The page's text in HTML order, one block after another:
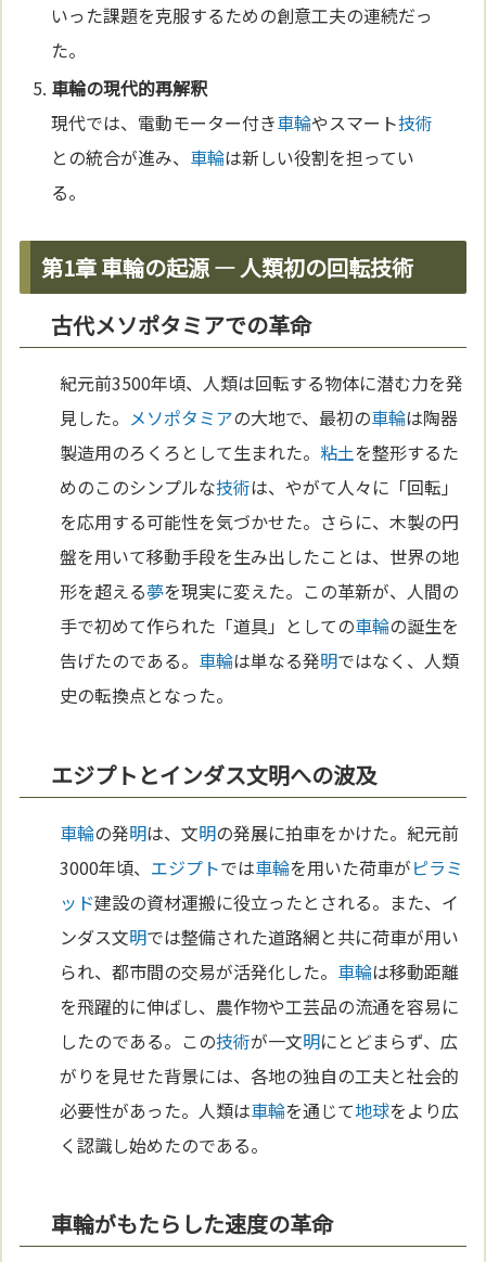
いった課題を克服するための創意工夫の連続だっ
た。
車輪の現代的再解釈
現代では、電動モーター付き車輪やスマート技術
との統合が進み、 車輪は新しい役割を担ってい
る。
第1章 車輪の起源 ― 人類初の回転技術
古代メソポタミアでの革命
紀元前3500年頃、人類は回転する物体に潜む力を発
見した。 メソポタミアの大地で、最初の車輪は陶器
製造用のろくろとして生まれた。 粘土を整形するた
めのこのシンプルな技術は、やがて人々に「回転」
を応用する可能性を気づかせた。さらに、木製の円
盤を用いて移動手段を生み出したことは、世界の地
形を超える夢を現実に変えた。この革新が、人間の
手で初めて作られた「道具」としての車輪の誕生を
告げたのである。 車輪は単なる発明ではなく、人類
史の転換点となった。
エジプトとインダス文明への波及
車輪の発明は、文明の発展に拍車をかけた。紀元前
3000年頃、 エジプトでは車輪を用いた荷車がピラミ
ッド建設の資材運搬に役立ったとされる。また、イ
ンダス文明では整備された道路網と共に荷車が用い
られ、都市間の交易が活発化した。 車輪は移動距離
を飛躍的に伸ばし、農作物や工芸品の流通を容易に
したのである。この技術が一文明にとどまらず、広
がりを見せた背景には、各地の独自の工夫と社会的
必要性があった。人類は車輪を通じて地球をより広
く認識し始めたのである。
車輪がもたらした速度の革命